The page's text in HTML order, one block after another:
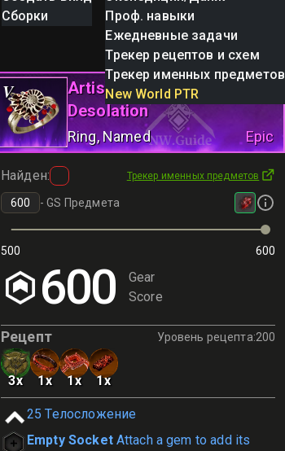
Сборки
Проф. навыки
Ежедневные задачи
Трекер рецептов и схем
Трекер именных предметов
New World PTR
V
Artisans Ring of
Desolation
Ring, Named Epic
Найден: Трекер именных предметов
-GS Предмета
500 600
600
Gear
Score
Рецепт Уровень рецепта:200
3x 1x 1x 1x
25 Телосложение
Empty Socket Attach a gem to add its